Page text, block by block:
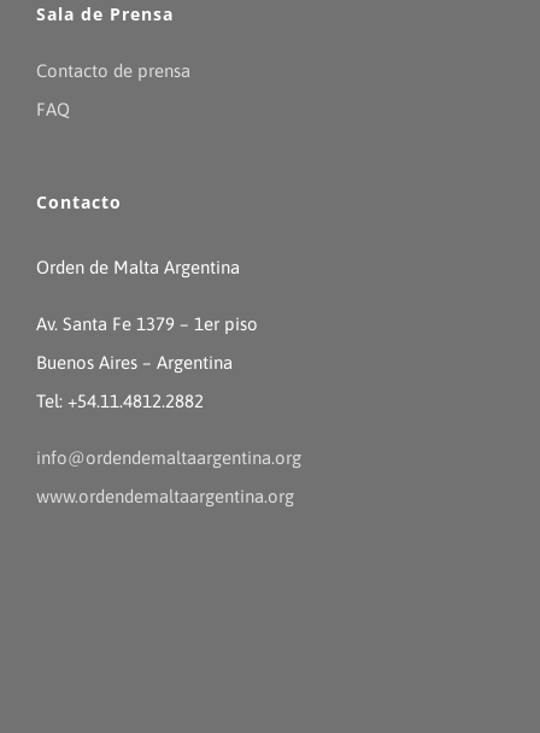
Sala de Prensa
Contacto de prensa
FAQ
Contacto
Orden de Malta Argentina
Av. Santa Fe 1379 – 1er piso
Buenos Aires – Argentina
Tel: +54.11.4812.2882
info@ordendemaltaargentina.org
www.ordendemaltaargentina.org